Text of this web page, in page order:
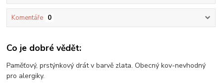
Komentáře 0
Co je dobré vědět:
Paměťový, prstýnkový drát v barvě zlata. Obecný kov-nevhodný
pro alergiky.